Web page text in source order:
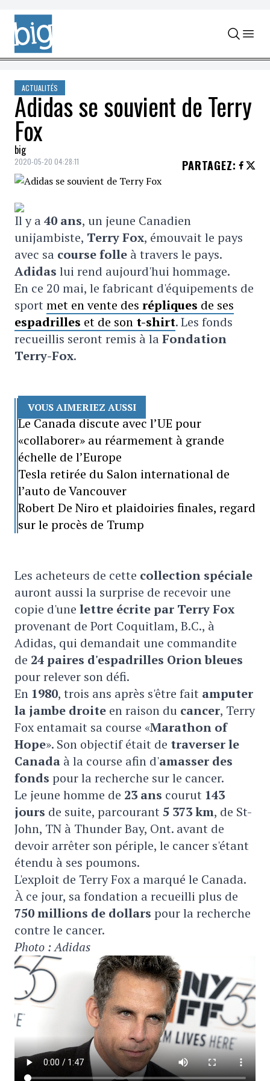
Skip to content
ACTUALITÉS
Adidas se souvient de Terry
Fox
big
2020-05-20 04:28:11 PARTAGEZ:
Il y a40 ans, un jeune Canadien
unijambiste, Terry Fox, émouvait le pays
avec sa course folle à travers le pays.
Adidas lui rend aujourd'hui hommage.
En ce 20 mai, le fabricant d'équipements de
sport met en vente des répliques de ses
espadrilles et de son t-shirt. Les fonds
recueillis seront remis à laFondation
Terry-Fox.
VOUS AIMERIEZ AUSSI
Le Canada discute avec l’UE pour
«collaborer» au réarmement à grande
échelle de l’Europe
Tesla retirée du Salon international de
l’auto de Vancouver
Robert De Niro et plaidoiries finales, regard
sur le procès de Trump
Les acheteurs de cette collection spéciale
auront aussi la surprise de recevoir une
copie d'une lettre écrite par Terry Fox
provenant de Port Coquitlam, B.C., à
Adidas, qui demandait une commandite
de 24 paires d'espadrilles Orion bleues
pour relever son défi.
En 1980, trois ans après s'être fait amputer
la jambe droite en raison du cancer, Terry
Fox entamait sa course «Marathon of
Hope». Son objectif était de traverser le
Canada à la course afin d'amasser des
fonds pour la recherche sur le cancer.
Le jeune homme de 23 ans courut 143
jours de suite, parcourant 5 373 km, de St-
John, TN à Thunder Bay, Ont. avant de
devoir arrêter son périple, le cancer s'étant
étendu à ses poumons.
L'exploit de Terry Fox a marqué le Canada.
À ce jour, sa fondation a recueilli plus de
750 millions de dollars pour la recherche
contre le cancer.
Photo : Adidas